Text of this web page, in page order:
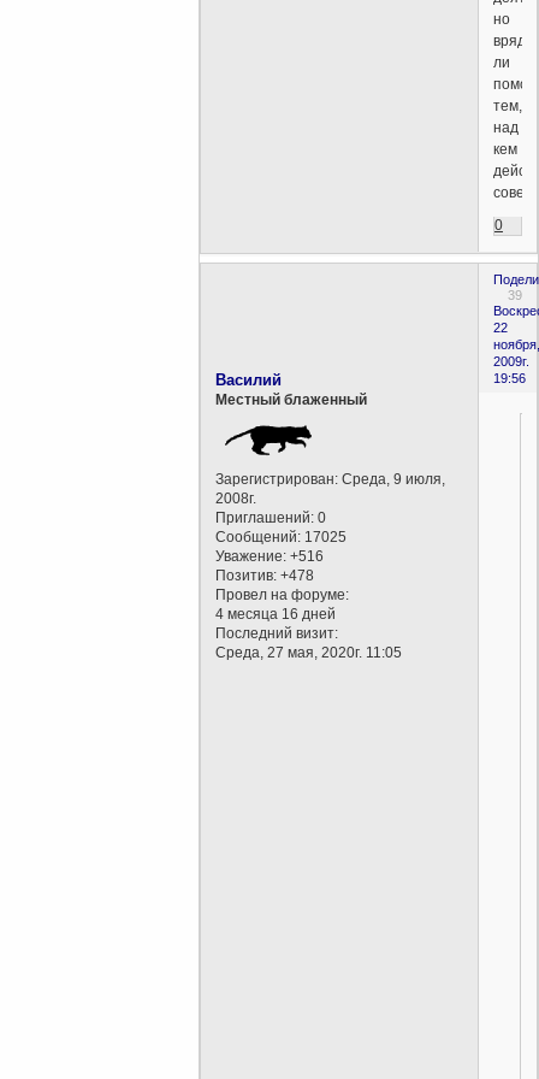
но
вряд
ли
тем,
над
кем
0
39
22
ноября,
2009г.
19:56
Василий
Местный блаженный
Зарегистрирован: Среда, 9 июля,
2008г.
Приглашений: 0
Сообщений: 17025
Уважение: +516
Позитив: +478
Провел на форуме:
4 месяца 16 дней
Последний визит:
Среда, 27 мая, 2020г. 11:05